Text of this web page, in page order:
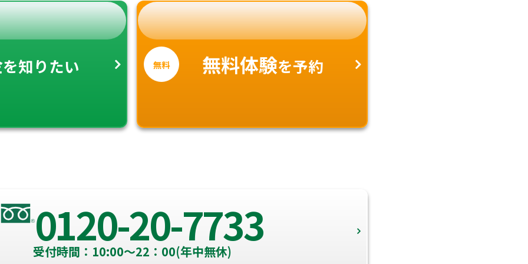
を知りたい 無料 無料体験を予約
0120-20-7733
受付時間：10:00～22：00(年中無休)